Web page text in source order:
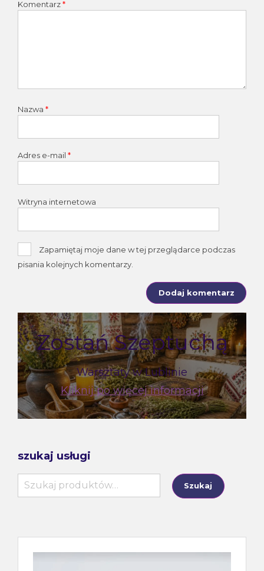
Komentarz*
Nazwa *
Adres e-mail *
Witryna internetowa
Zapamiętaj moje dane w tej przeglądarce podczas
pisania kolejnych komentarzy.
Zostań Szeptuchą
Warsztaty w Lublinie
Kliknij po więcej informacji
szukaj usługi
Szukaj:
Szukaj